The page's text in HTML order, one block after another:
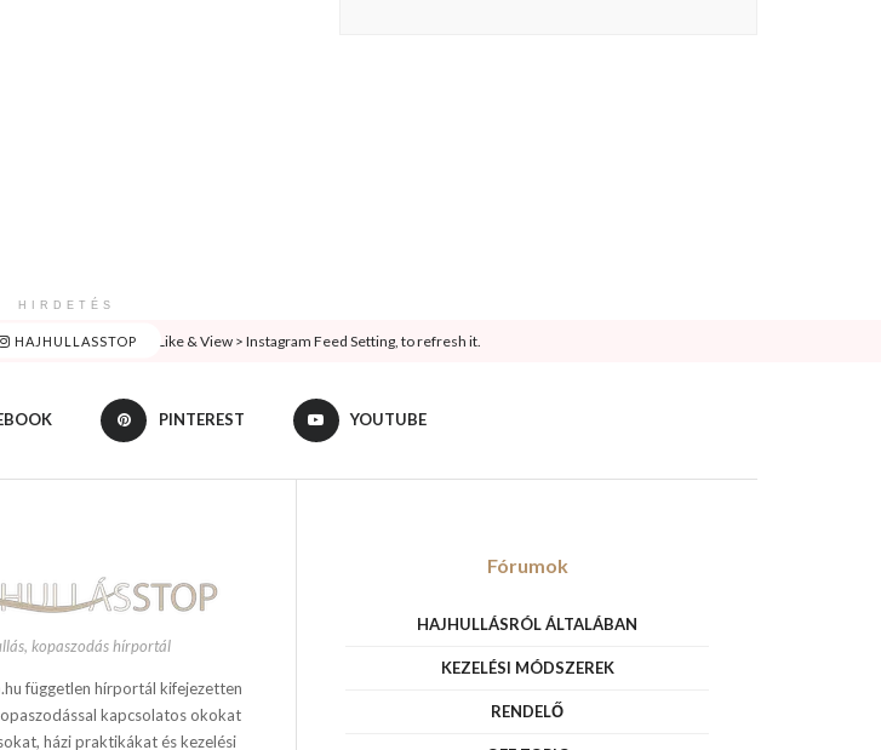
HIRDETÉS
HAJHULLASSTOP
> JNews : Social, Like & View > Instagram Feed Setting, to refresh it.
PINTEREST YOUTUBE
kopaszodás hírportál
független hírportál kifejezetten
kapcsolatos okokat
házi praktikákat és kezelési
Fórumok
HAJHULLÁSRÓL ÁLTALÁBAN
KEZELÉSI MÓDSZEREK
RENDELŐ